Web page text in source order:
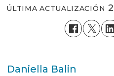
ÚLTIMA ACTUALIZACIÓN
Daniella Balin